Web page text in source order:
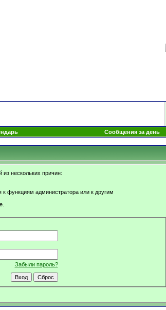
Сообщения за день
нескольких причин:
функциям администратора или к другим
Забыли пароль?